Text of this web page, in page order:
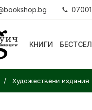
КНИГИ
Художествени издания